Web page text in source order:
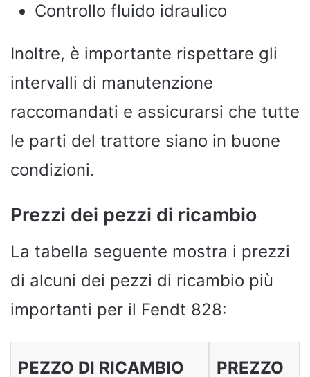
Controllo fluido idraulico
Inoltre, è importante rispettare gli
intervalli di manutenzione
raccomandati e assicurarsi che tutte
le parti del trattore siano in buone
condizioni.
Prezzi dei pezzi di ricambio
La tabella seguente mostra i prezzi
di alcuni dei pezzi di ricambio più
importanti per il Fendt 828:
PEZZO DI RICAMBIO PREZZO